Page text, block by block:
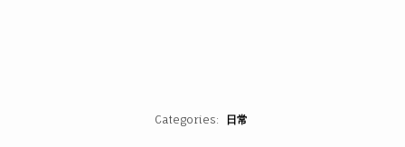
Categories 日常